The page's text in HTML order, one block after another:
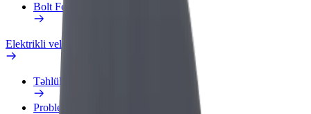
Bolt Food for Business
Elektrikli velosipedlər
Təhlükəsizlik Laboratoriyası
Problemi bildir